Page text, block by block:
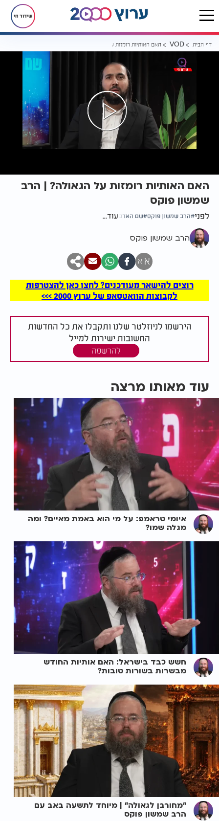
שידור חי
דף הבית VOD האם האותיות רומזות על הגאולה? | הרב שמשון פוקס
האם האותיות רומזות על הגאולה? | הרב
שמשון פוקס
לפני הרב שמשון פוקס שם האדםעוד...
הרב שמשון פוקס
א א
רוצים להישאר מעודכנים? לחצו כאן להצטרפות
לקבוצות הוואטסאפ של ערוץ 2000 >>>
הירשמו לניוזלטר שלנו ותקבלו את כל החדשות
החשובות ישירות למייל
להרשמה
עוד מאותו מרצה
איומי טראמפ: על מי הוא באמת מאיים? ומה
מגלה שמו?
חשש כבד בישראל: האם אותיות החודש
מבשרות בשורות טובות?
"מחורבן לגאולה" | מיוחד לתשעה באב עם
הרב שמשון פוקס